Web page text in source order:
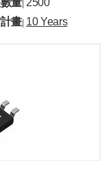
量 |2500
畫 10 Years